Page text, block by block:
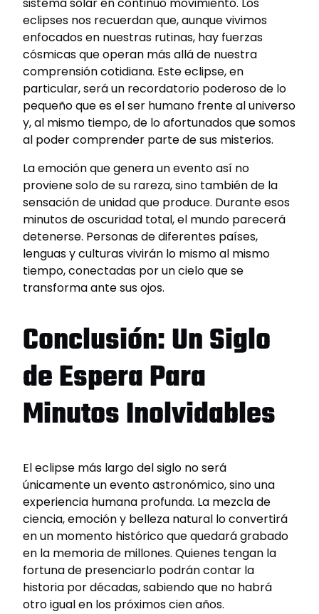
sistema solar en continuo movimiento. Los
eclipses nos recuerdan que, aunque vivimos
enfocados en nuestras rutinas, hay fuerzas
cósmicas que operan más allá de nuestra
comprensión cotidiana. Este eclipse, en
particular, será un recordatorio poderoso de lo
pequeño que es el ser humano frente al universo
y, al mismo tiempo, de lo afortunados que somos
al poder comprender parte de sus misterios.
La emoción que genera un evento así no
proviene solo de su rareza, sino también de la
sensación de unidad que produce. Durante esos
minutos de oscuridad total, el mundo parecerá
detenerse. Personas de diferentes países,
lenguas y culturas vivirán lo mismo al mismo
tiempo, conectadas por un cielo que se
transforma ante sus ojos.
Conclusión: Un Siglo
de Espera Para
Minutos Inolvidables
El eclipse más largo del siglo no será
únicamente un evento astronómico, sino una
experiencia humana profunda. La mezcla de
ciencia, emoción y belleza natural lo convertirá
en un momento histórico que quedará grabado
en la memoria de millones. Quienes tengan la
fortuna de presenciarlo podrán contar la
historia por décadas, sabiendo que no habrá
otro igual en los próximos cien años.